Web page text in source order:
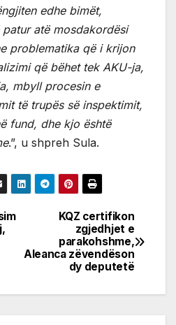
edhe bimët,
atë mosdakordësi
problematika që i krijon
që bëhet tek AKU-ja,
mbyll procesin e
të trupës së inspektimit,
fund, dhe kjo është
.”, u shpreh Sula.
KQZ certifikon
zgjedhjet e
parakohshme,
Aleanca zëvendëson
dy deputetë